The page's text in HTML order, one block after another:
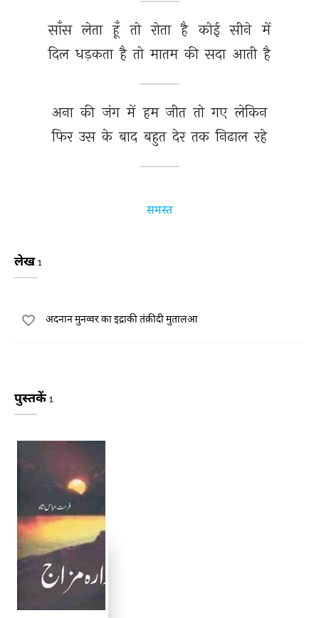
साँस लेता हूँ तो रोता है कोई सीने में
दिल धड़कता है तो मातम की सदा आती है
अना की जंग में हम जीत तो गए लेकिन
फिर उस के बाद बहुत देर तक निढाल रहे
समस्त
लेख 1
अदनान मुनव्वर का इद्राकी तंक़ीदी मुतालआ
पुस्तकें 1